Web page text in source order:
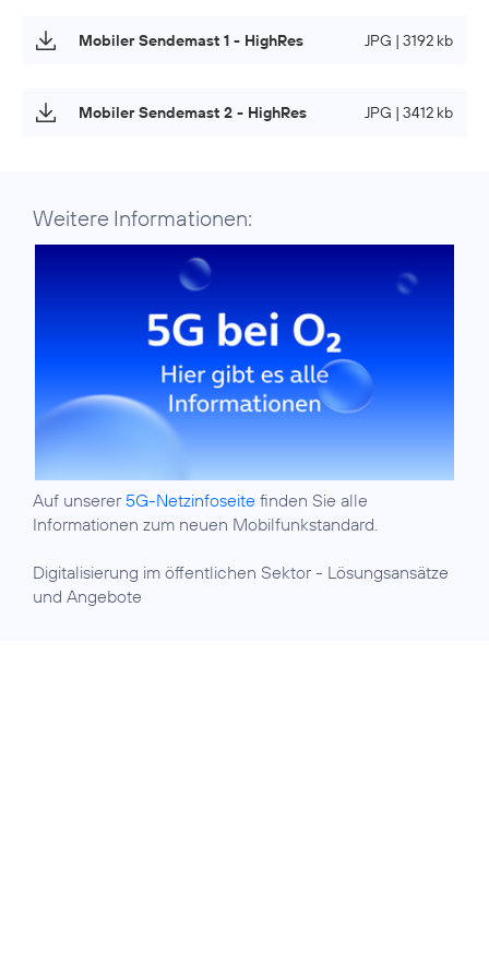
Mobiler Sendemast 1 - HighRes JPG | 3192 kb
Mobiler Sendemast 2 - HighRes JPG | 3412 kb
Weitere Informationen:
Auf unserer 5G-Netzinfoseite finden Sie alle
Informationen zum neuen Mobilfunkstandard.
Digitalisierung im öffentlichen Sektor- Lösungsansätze
und Angebote